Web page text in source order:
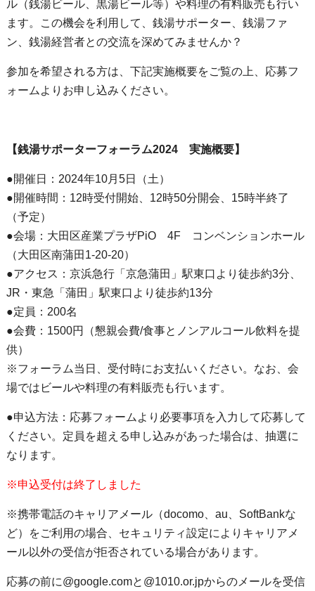
ル（銭湯ビール、黒湯ビール等）や料理の有料販売も行い
ます。この機会を利用して、銭湯サポーター、銭湯ファ
ン、銭湯経営者との交流を深めてみませんか？
参加を希望される方は、下記実施概要をご覧の上、応募フ
ォームよりお申し込みください。
【銭湯サポーターフォーラム2024 実施概要】
●開催日：2024年10月5日（土）
●開催時間：12時受付開始、12時50分開会、15時半終了
（予定）
●会場：大田区産業プラザPiO 4F コンベンションホール
（大田区南蒲田1-20-20）
●アクセス：京浜急行「京急蒲田」駅東口より徒歩約3分、
JR・東急「蒲田」駅東口より徒歩約13分
●定員：200名
●会費：1500円（懇親会費/食事とノンアルコール飲料を提
供）
※フォーラム当日、受付時にお支払いください。なお、会
場ではビールや料理の有料販売も行います。
●申込方法：応募フォームより必要事項を入力して応募して
ください。定員を超える申し込みがあった場合は、抽選に
なります。
※申込受付は終了しました
※携帯電話のキャリアメール（docomo、au、SoftBankな
ど）をご利用の場合、セキュリティ設定によりキャリアメ
ール以外の受信が拒否されている場合があります。
応募の前に@google.comと@1010.or.jpからのメールを受信